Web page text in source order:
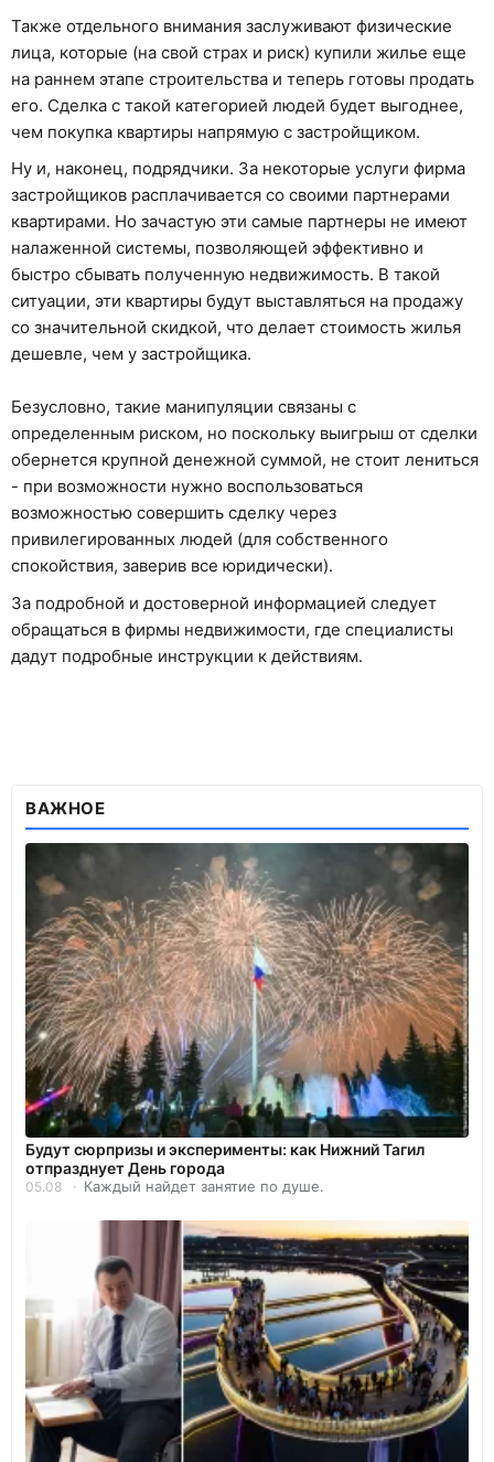
Также отдельного внимания заслуживают физические
лица, которые (на свой страх и риск) купили жилье еще
на раннем этапе строительства и теперь готовы продать
его. Сделка с такой категорией людей будет выгоднее,
чем покупка квартиры напрямую с застройщиком.
Ну и, наконец, подрядчики. За некоторые услуги фирма
застройщиков расплачивается со своими партнерами
квартирами. Но зачастую эти самые партнеры не имеют
налаженной системы, позволяющей эффективно и
быстро сбывать полученную недвижимость. В такой
ситуации, эти квартиры будут выставляться на продажу
со значительной скидкой, что делает стоимость жилья
дешевле, чем у застройщика.
Безусловно, такие манипуляции связаны с
определенным риском, но поскольку выигрыш от сделки
обернется крупной денежной суммой, не стоит лениться
- при возможности нужно воспользоваться
возможностью совершить сделку через
привилегированных людей (для собственного
спокойствия, заверив все юридически).
За подробной и достоверной информацией следует
обращаться в фирмы недвижимости, где специалисты
дадут подробные инструкции к действиям.
ВАЖНОЕ
Будут сюрпризы и эксперименты: как Нижний Тагил
отпразднует День города
05.08 Каждый найдет занятие по душе.